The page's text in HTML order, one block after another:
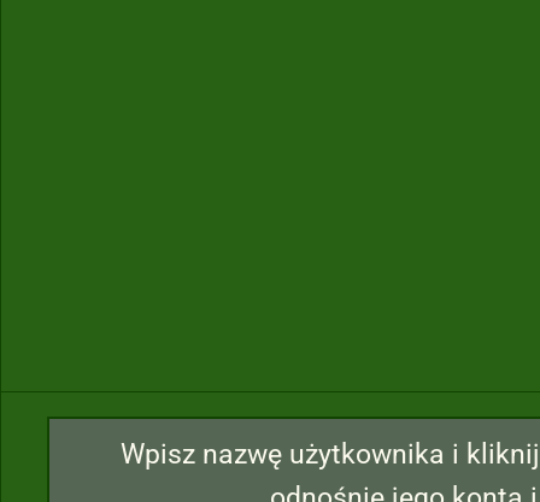
Wpisz nazwę użytkownika i